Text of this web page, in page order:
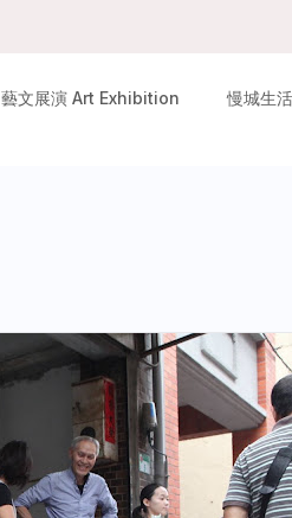
藝文展演 Art Exhibition 慢城生